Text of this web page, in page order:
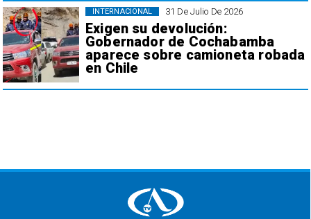
31 De Julio De 2026
Exigen su devolución:
Gobernador de Cochabamba
aparece sobre camioneta robada
en Chile
INTERNACIONAL